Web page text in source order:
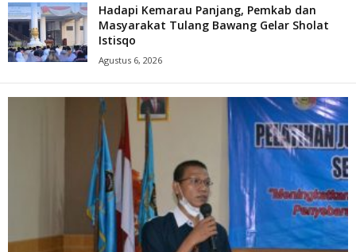
Hadapi Kemarau Panjang, Pemkab dan
Masyarakat Tulang Bawang Gelar Sholat
Istisqo
Agustus 6, 2026